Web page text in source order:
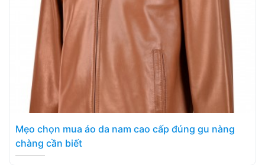
Mẹo chọn mua áo da nam cao cấp đúng gu nàng
chàng cần biết